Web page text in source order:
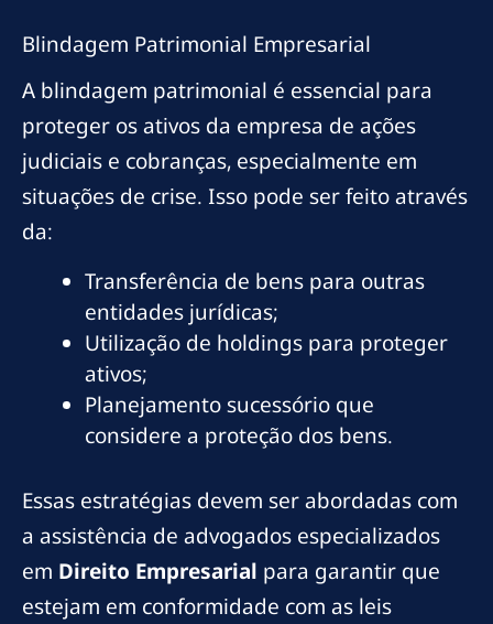
Blindagem Patrimonial Empresarial
A blindagem patrimonial é essencial para
proteger os ativos da empresa de ações
judiciais e cobranças, especialmente em
situações de crise. Isso pode ser feito através
da:
Transferência de bens para outras
entidades jurídicas;
Utilização de holdings para proteger
ativos;
Planejamento sucessório que
considere a proteção dos bens.
Essas estratégias devem ser abordadas com
a assistência de advogados especializados
em Direito Empresarial para garantir que
estejam em conformidade com as leis